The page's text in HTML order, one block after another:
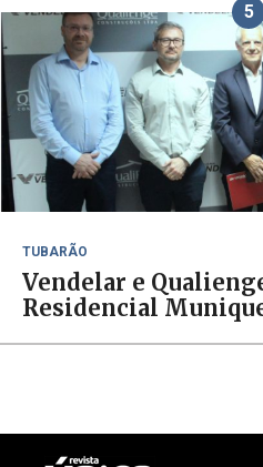
5
TUBARÃO
Vendelar e
Residencial